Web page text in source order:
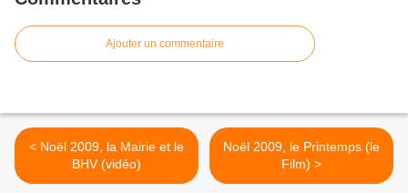
Ajouter un commentaire
< Noël 2009, la Mairie et le
BHV (vidéo)
Noël 2009, le Printemps (le
Film) >